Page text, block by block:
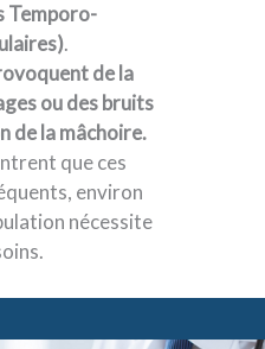
Temporo-
.
de la
ou des bruits
de la mâchoire.
que ces
environ
nécessite